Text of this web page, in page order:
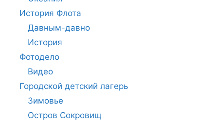
История Флота
Давным-давно
История
Фотодело
Видео
Городской детский лагерь
Зимовье
Остров Сокровищ